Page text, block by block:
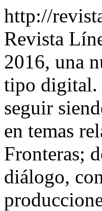
http://
Revista
2016, una
tipo digital.
seguir
en temas
Fronteras;
diálogo,